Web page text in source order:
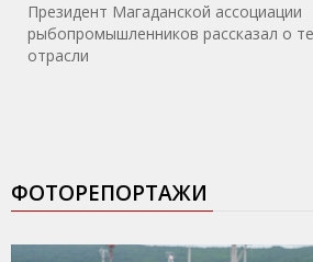
Президент Магаданской ассоциации
рыбопромышленников рассказал о
отрасли
ФОТОРЕПОРТАЖИ